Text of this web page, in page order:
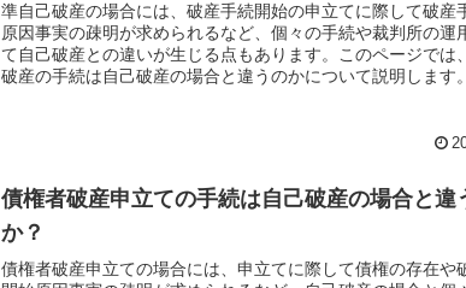
準自己破産の場合には、破産手続開始の申立てに際して破産
原因事実の疎明が求められるなど、個々の手続や裁判所の運
て自己破産との違いが生じる点もあります。このページでは
破産の手続は自己破産の場合と違うのかについて説明します。
債権者破産申立ての手続は自己破産の場合と違
か？
債権者破産申立ての場合には、申立てに際して債権の存在や